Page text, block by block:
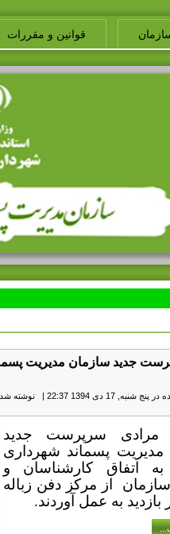
قوانین و مقررات
جدید سازمان مدیریت
شنبه, 17 دی 1394 22:37 | نوشته
مرادی سرپرست جدید
مدیریت پسماند شهرداری
به اتفاق کارشناسان و
از مرکز دفن زباله
به عمل آوردند.